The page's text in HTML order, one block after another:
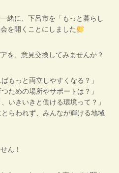
緒に、下呂市を「もっと暮らし
を開くことにしました
を、意見交換してみませんか？
もっと両立しやすくなる？」
ための場所やサポートは？」
いきいきと働ける環境って？」
とらわれず、みんなが輝ける地域
ん！